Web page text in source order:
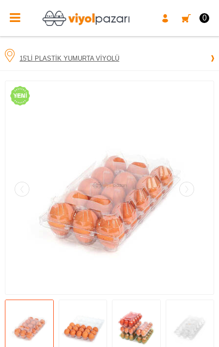
0
15'LI PLASTIK YUMURTA VIYOLÜ
YENI